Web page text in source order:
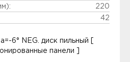
220
42
6° NEG. диск пильный [
панели ]